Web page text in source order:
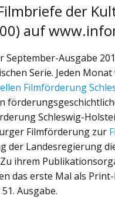
der
auf
September-Ausgabe
Serie. Jeden
Filmförderung
Schleswig-
Filmförderung zur
der Landesregierung
ihrem
das erste Mal als
Ausgabe.